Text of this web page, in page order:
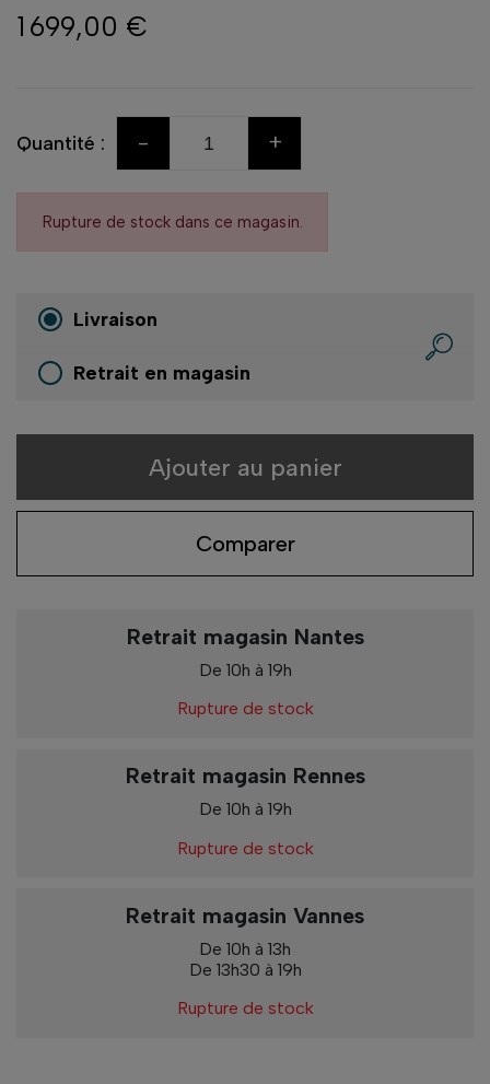
1 699,00 €
Quantité : - +
Rupture de stock dans ce magasin.
Livraison
Retrait en magasin
Ajouter au panier
Comparer
Retrait magasin Nantes
De 10h à 19h
Rupture de stock
Retrait magasin Rennes
De 10h à 19h
Rupture de stock
Retrait magasin Vannes
De 10h à 13h
De 13h30 à 19h
Rupture de stock